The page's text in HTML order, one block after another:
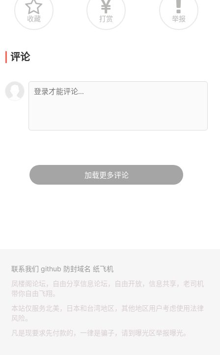
收藏 打赏 举报
评论
加载更多评论
联系我们 github 防封域名 纸飞机
凤楼阁论坛，自由分享信息论坛，自由开放，信息共享，老司机
带你自由飞翔。
本站仅服务北美，日本和台湾地区，其他地区用户考虑使用法律
风险。
凡是现要求先付款的，一律是骗子，请到曝光区举报曝光。